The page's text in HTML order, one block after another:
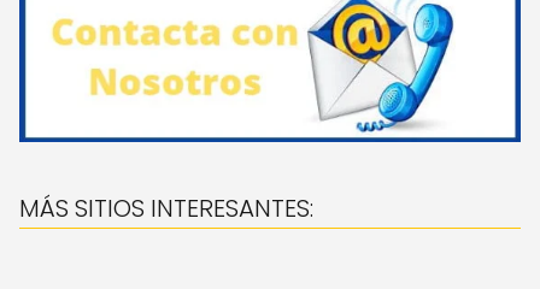
MÁS SITIOS INTERESANTES: